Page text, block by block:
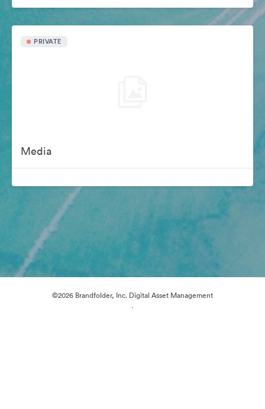
PRIVATE
Media
©2026 Brandfolder, Inc. Digital Asset Management
·